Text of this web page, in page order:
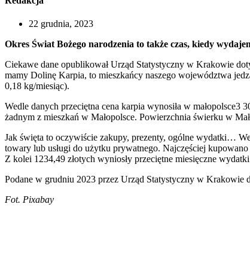
22 grudnia, 2023
Okres Świat Bożego narodzenia to także czas, kiedy
Ciekawe dane opublikował Urząd Statystyczny w Krakowie
mamy Dolinę Karpia, to mieszkańcy naszego województwa
0,18 kg/miesiąc).
Wedle danych przeciętna cena karpia wynosiła w
żadnym z mieszkań w Małopolsce. Powierzchnia świerku w
Jak święta to oczywiście zakupy, prezenty, ogólne wydatki…
towary lub usługi do użytku prywatnego. Najczęściej
Z kolei 1234,49 złotych wyniosły przeciętne miesięczne
Podane w grudniu 2023 przez Urząd Statystyczny w Krakowie
Fot. Pixabay